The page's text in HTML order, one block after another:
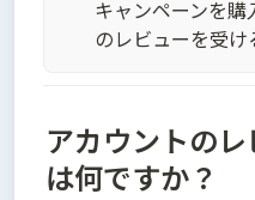
キャンペーンを
のレビューを受け
アカウントの
は何ですか？